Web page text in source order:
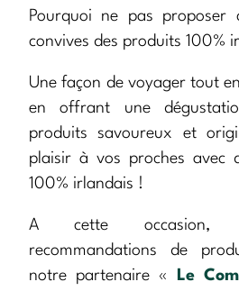
Pourquoi ne pas proposer
convives des produits 100%
Une façon de voyager tout
en offrant une
produits savoureux et
plaisir à vos proches avec
100% irlandais !
A cette occasion,
recommandations de
notre partenaire «
Le